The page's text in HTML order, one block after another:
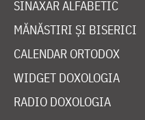
SINAXAR ALFABETIC
MĂNĂSTIRI ȘI BISERICI
CALENDAR ORTODOX
WIDGET DOXOLOGIA
RADIO DOXOLOGIA